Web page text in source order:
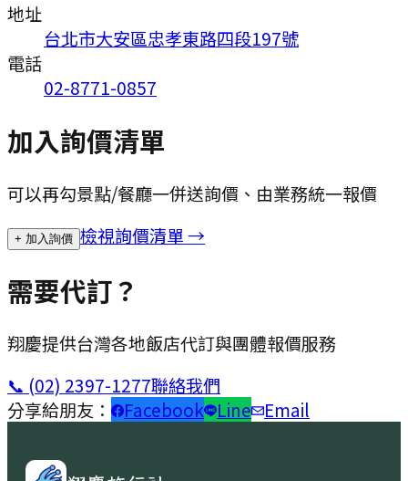
地址
台北市大安區忠孝東路四段197號
電話
02-8771-0857
加入詢價清單
可以再勾景點/餐廳一併送詢價、由業務統一報價
+ 加入詢價 檢視詢價清單 →
需要代訂？
翔慶提供台灣各地飯店代訂與團體報價服務
📞 (02) 2397-1277聯絡我們
分享給朋友：
Facebook Line Email